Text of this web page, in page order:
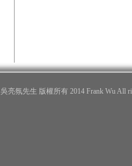
吳亮氛先生 版權所有 2014 Frank Wu All